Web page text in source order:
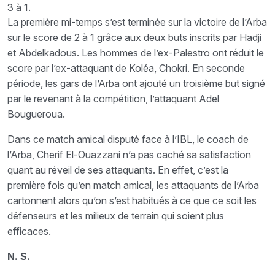
3 à 1.
La première mi-temps s’est terminée sur la victoire de l’Arba
sur le score de 2 à 1 grâce aux deux buts inscrits par Hadji
et Abdelkadous. Les hommes de l’ex-Palestro ont réduit le
score par l’ex-attaquant de Koléa, Chokri. En seconde
période, les gars de l’Arba ont ajouté un troisième but signé
par le revenant à la compétition, l’attaquant Adel
Bougueroua.
Dans ce match amical disputé face à l’IBL, le coach de
l’Arba, Cherif El-Ouazzani n’a pas caché sa satisfaction
quant au réveil de ses attaquants. En effet, c’est la
première fois qu’en match amical, les attaquants de l’Arba
cartonnent alors qu’on s’est habitués à ce que ce soit les
défenseurs et les milieux de terrain qui soient plus
efficaces.
N. S.